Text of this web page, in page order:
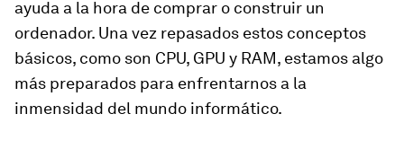
ayuda a la hora de comprar o construir un
ordenador. Una vez repasados estos conceptos
básicos, como son CPU, GPU y RAM, estamos algo
más preparados para enfrentarnos a la
inmensidad del mundo informático.